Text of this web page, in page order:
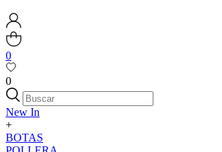
0
0
New In
+
BOTAS